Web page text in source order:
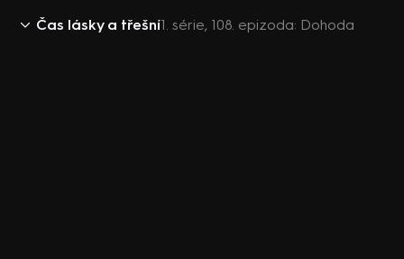
Čas lásky a třešní1. série, 108. epizoda: Dohoda